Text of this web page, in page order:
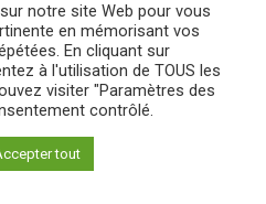
notre site Web pour vous
en mémorisant vos
En cliquant sur
à l'utilisation de TOUS les
visiter "Paramètres des
contrôlé.
tout